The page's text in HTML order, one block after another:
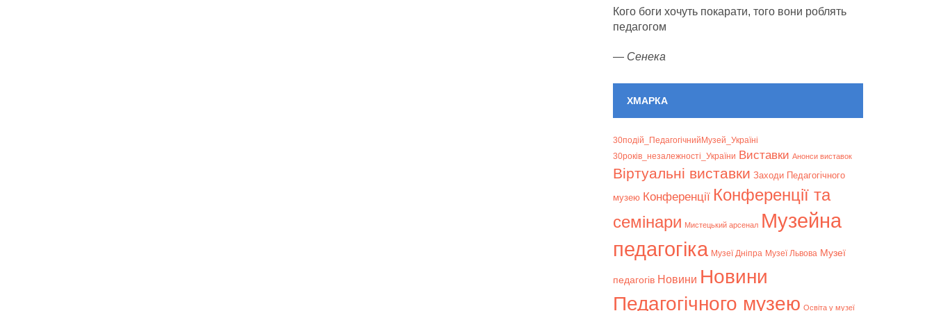
Кого боги хочуть покарати, того вони роблять
педагогом
— Сенека
ХМАРКА
30подій_ПедагогічнийМузей_Україні
30років_незалежності_України Bиставки Анонси виставок
Віртуальні виставки Заходи Педагогічного
музею Конференції Конференції та
семінари Мистецький арсенал Музейна
педагогіка Музеї Дніпра Музеї Львова Музеї
педагогів Новини Новини
Педагогічного музею Освіта у музеї